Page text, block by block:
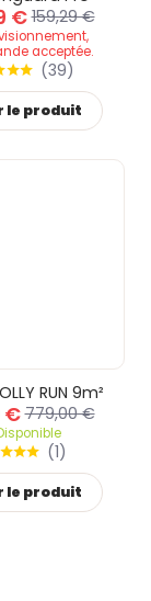
€159,29 €
acceptée.
(39)
le produit
RUN 9m²
€779,00 €
(1)
le produit